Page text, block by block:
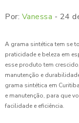
Por: Vanessa - 24
A grama sintética tem se
praticidade e beleza em
esse produto tem
manutenção e
grama sintética em
e manutenção, para que
facilidade e eficiência.